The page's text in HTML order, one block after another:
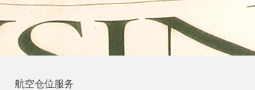
航空仓位服务